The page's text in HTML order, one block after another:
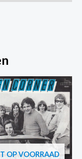
OP VOORRAAD